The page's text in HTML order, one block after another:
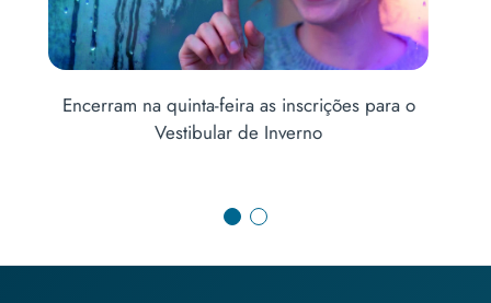
Encerram na quinta-feira as inscrições para o
Vestibular de Inverno